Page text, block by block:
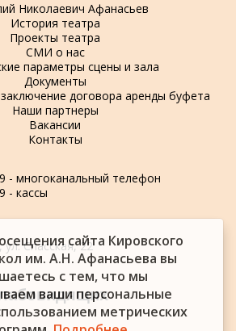
- многоканальный телефон
- кассы
ул. Спасская, 22
Николаевич Афанасьев
История театра
Проекты театра
СМИ о нас
параметры сцены и зала
Документы
договора аренды буфета
Наши партнеры
Вакансии
Контакты
сайта Кировского
им. А.Н. Афанасьева вы
с тем, что мы
ваши персональные
метрических